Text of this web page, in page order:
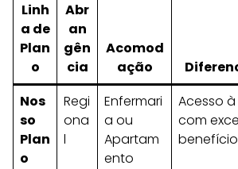
Linh
a de
Plan
o
Abr
an
gên
cia
Acomod
ação
Nos
so
Plan
o
Regi
ona
l
Enfermari
a ou
Apartam
ento
Acesso
com